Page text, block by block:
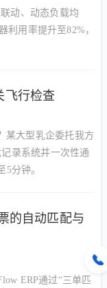
动、动态负载均
利用率提升至82%，
飞行检查
某大型乳企委托我方
录系统并一次性通
分钟。
的自动匹配与
ERP通过“三单匹